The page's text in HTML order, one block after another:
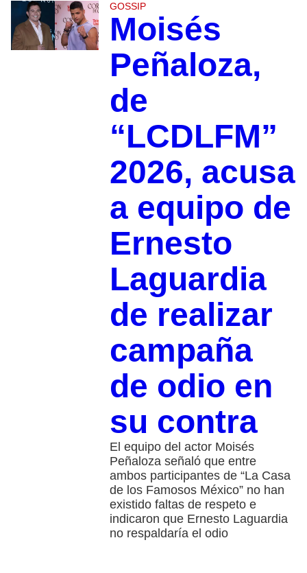
GOSSIP
Moisés
Peñaloza,
de
“LCDLFM”
2026, acusa
a equipo de
Ernesto
Laguardia
de realizar
campaña
de odio en
su contra
El equipo del actor Moisés
Peñaloza señaló que entre
ambos participantes de “La Casa
de los Famosos México” no han
existido faltas de respeto e
indicaron que Ernesto Laguardia
no respaldaría el odio